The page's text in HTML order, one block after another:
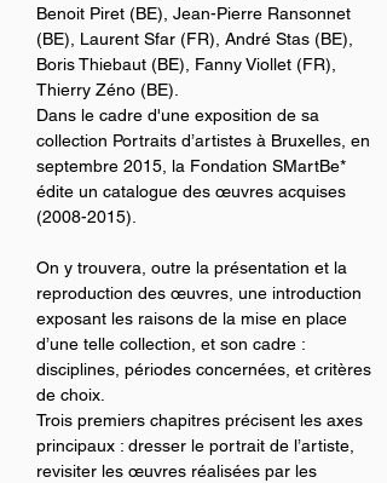
Benoit Piret (BE), Jean-Pierre Ransonnet
(BE), Laurent Sfar (FR), André Stas (BE),
Boris Thiebaut (BE), Fanny Viollet (FR),
Thierry Zéno (BE).
Dans le cadre d'une exposition de sa
collection Portraits d’artistes à Bruxelles, en
septembre 2015, la Fondation SMartBe*
édite un catalogue des œuvres acquises
(2008-2015).
On y trouvera, outre la présentation et la
reproduction des œuvres, une introduction
exposant les raisons de la mise en place
d’une telle collection, et son cadre :
disciplines, périodes concernées, et critères
de choix.
Trois premiers chapitres précisent les axes
principaux : dresser le portrait de l’artiste,
revisiter les œuvres réalisées par les